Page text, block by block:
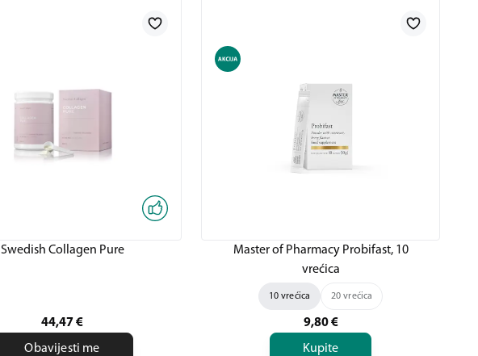
Swedish Collagen Pure
44,47 €
Obavijesti me
Master of Pharmacy Probifast, 10
vrećica
10 vrećica 20 vrećica
9,80 €
Kupite